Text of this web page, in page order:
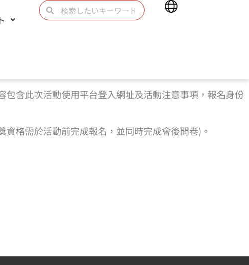
検
Main
含此次活動使用平台登入網址及活動注意事項，報名身份
格需於活動前完成報名，並同時完成會後問卷)。